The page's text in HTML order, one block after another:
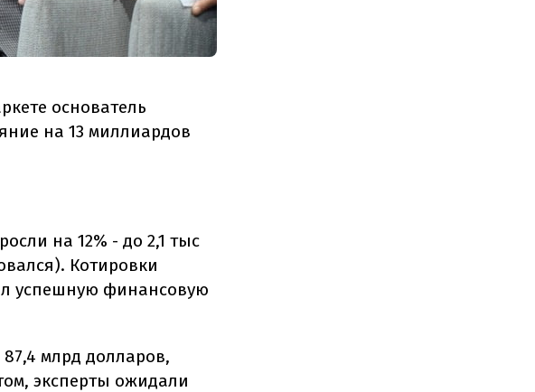
основатель
на 13 миллиардов
на 12% - до 2,1 тыс
Котировки
успешную финансовую
млрд долларов,
эксперты ожидали